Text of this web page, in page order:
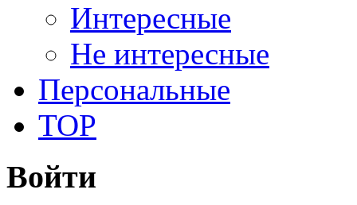
Интересные
Не интересные
Персональные
TOP
Войти